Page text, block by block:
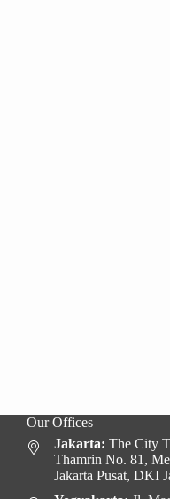
Our Offices
Jakarta: The City
Thamrin No. 81,
Jakarta Pusat, DKI